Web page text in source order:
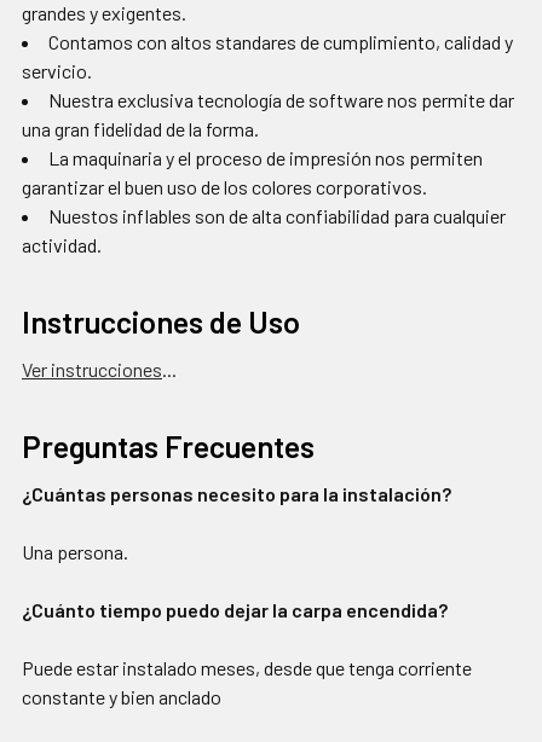
grandes y exigentes.
Contamos con altos standares de cumplimiento, calidad y
servicio.
Nuestra exclusiva tecnología de software nos permite dar
una gran fidelidad de la forma.
La maquinaria y el proceso de impresión nos permiten
garantizar el buen uso de los colores corporativos.
Nuestos inflables son de alta confiabilidad para cualquier
actividad.
Instrucciones de Uso
Ver instrucciones...
Preguntas Frecuentes
¿Cuántas personas necesito para la instalación?
Una persona.
¿Cuánto tiempo puedo dejar la carpa encendida?
Puede estar instalado meses, desde que tenga corriente
constante y bien anclado